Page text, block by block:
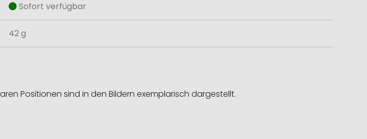
Sofort verfügbar
42 g
Positionen sind in den Bildern exemplarisch dargestellt.